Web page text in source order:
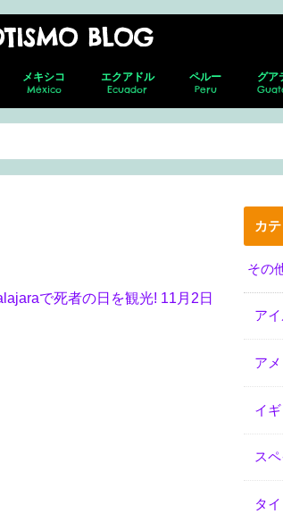
BLOG
メキシコ
México
メキシコシティ メキシコ
ネバド・デ ・トルーカ
テオティワカン
トゥーラ
チャウトラ
ホタルの森
サン・アンドレス・チョルラ
アグアスカリエンテス フェリア
ホセ・グ
セロ・デ
グアダラハラ グアダラ
プエルト・バジャルタ
グアナファト グアナフ
レオン
メキシコ就労ビザ取得の全貌｜転職し
エクアドル
Ecuador
キト(新市街)
キト(旧市街)
コトパクシ
チンボラソ
オタバロ&周辺
ペルー
Peru
リマ
クスコ
サクサイワマン
ヴィニクンカ
プーノ
アレキパ
グア
アン
アン
パカ
で死者の日を観光! 11月2日
カ
その
ア
ア
イ
ス
タイ